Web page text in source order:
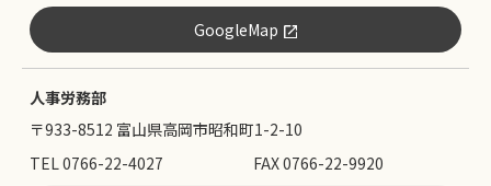
GoogleMap
人事労務部
〒933-8512 富山県高岡市昭和町1-2-10
TEL 0766-22-4027
FAX 0766-22-9920